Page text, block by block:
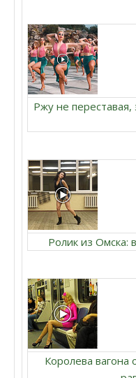
Ржу не
Ролик из Омска:
Королева вагона